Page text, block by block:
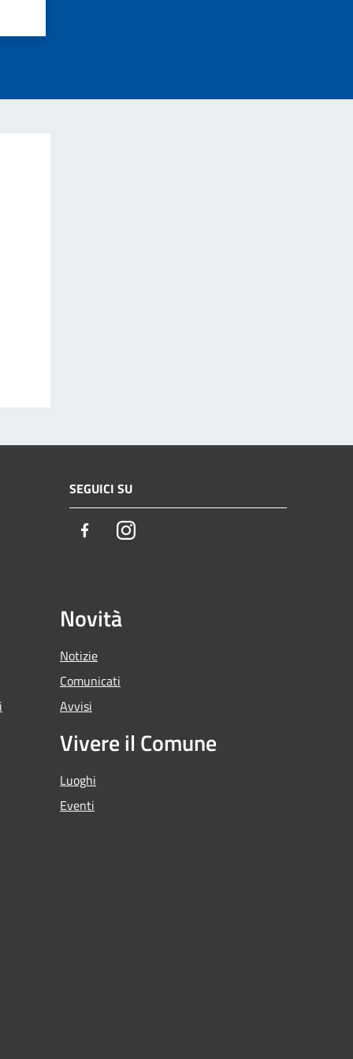
SEGUICI SU
FacebookInstagram
Novità
Notizie
Comunicati
Avvisi
Vivere il Comune
Luoghi
Eventi